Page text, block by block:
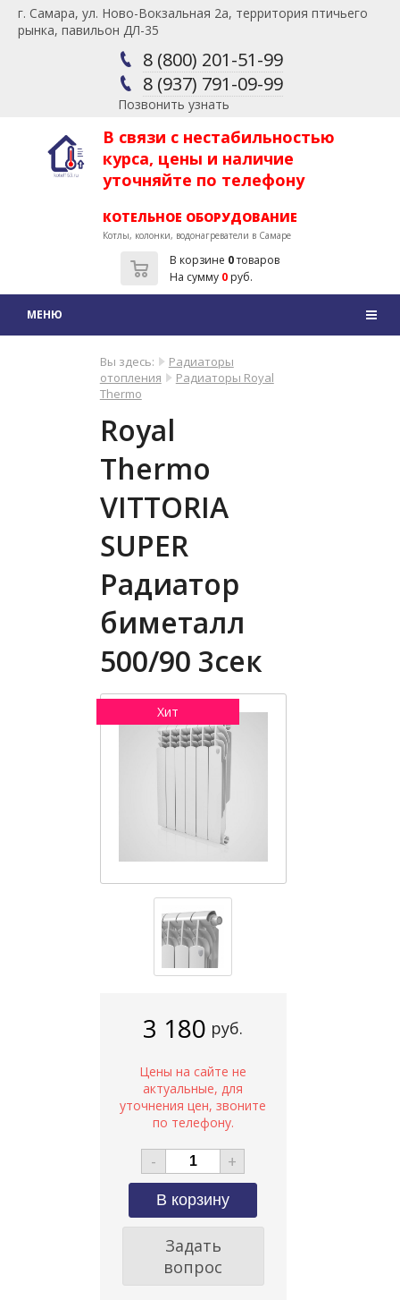
г. Самара, ул. Ново-Вокзальная 2а, территория птичьего
рынка, павильон ДЛ-35
8 (800) 201-51-99
8 (937) 791-09-99
Позвонить узнать
В связи с нестабильностью
курса, цены и наличие
уточняйте по телефону
КОТЕЛЬНОЕ ОБОРУДОВАНИЕ
Котлы, колонки, водонагреватели в Самаре
В корзине 0товаров
На сумму 0руб.
Вы здесь:
Радиаторы
отопления
Радиаторы Royal
Thermo
Royal
Thermo
VITTORIA
SUPER
Радиатор
биметалл
500/90 3сек
Хит
3 180 руб.
- +
Задать
вопрос